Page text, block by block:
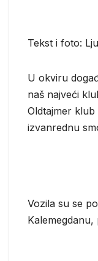
Tekst i foto:
U okviru
naš najveći
Oldtajmer
izvanrednu
Vozila su se